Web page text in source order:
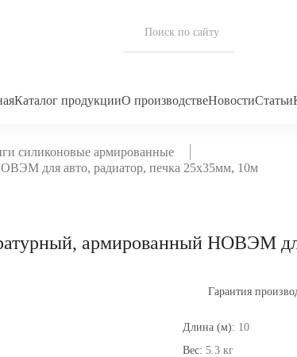
Каталог продукцииО производствеНовостиСтатьи
силиконовые армированные
для авто, радиатор, печка 25x35мм, 10м
армированный НОВЭМ
Гарантия
Длина (м): 10
Вес: 5.3 кг